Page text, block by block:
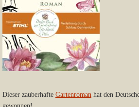
Dieser zauberhafte Gartenroman hat den